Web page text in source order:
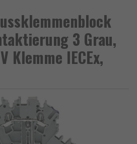
3 Grau,
Klemme IECEx,